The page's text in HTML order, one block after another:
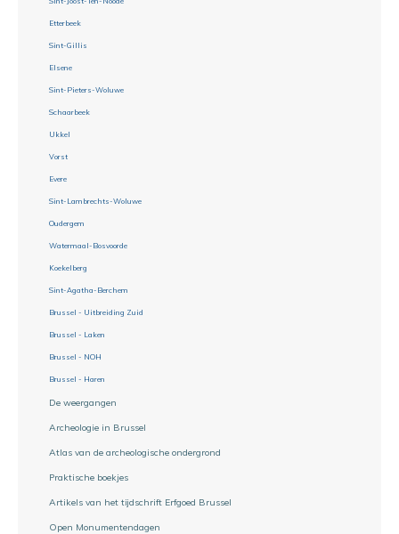
Etterbeek
Sint-Gillis
Elsene
Sint-Pieters-Woluwe
Schaarbeek
Ukkel
Vorst
Evere
Sint-Lambrechts-Woluwe
Oudergem
Watermaal-Bosvoorde
Koekelberg
Sint-Agatha-Berchem
Brussel - Uitbreiding Zuid
Brussel - Laken
Brussel - NOH
Brussel - Haren
De weergangen
Archeologie in Brussel
Atlas van de archeologische ondergrond
Praktische boekjes
Artikels van het tijdschrift Erfgoed Brussel
Open Monumentendagen